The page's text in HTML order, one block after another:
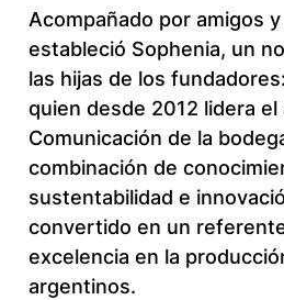
Acompañado por amigos
estableció Sophenia, un
las hijas de los
quien desde 2012 lidera el
Comunicación de la
combinación de
sustentabilidad e
convertido en un
excelencia en la
argentinos.